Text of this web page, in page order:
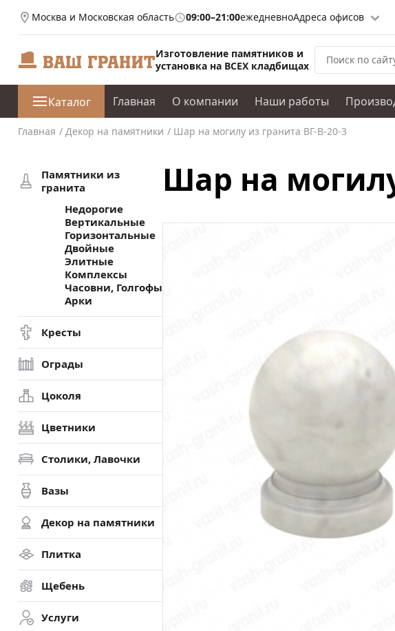
Москва и Московская область 09:00–21:00ежедневноАдреса офисов
Изготовление памятников и
установка на ВСЕХ кладбищах
Каталог Главная О компании Наши работы
Главная Декор на памятники Шар на могилу из гранита ВГ-В-20-3
Памятники из
гранита
Недорогие
Вертикальные
Горизонтальные
Двойные
Элитные
Комплексы
Часовни, Голгофы
Арки
Кресты
Ограды
Цоколя
Цветники
Столики, Лавочки
Вазы
Декор на памятники
Плитка
Щебень
Услуги
Шар на